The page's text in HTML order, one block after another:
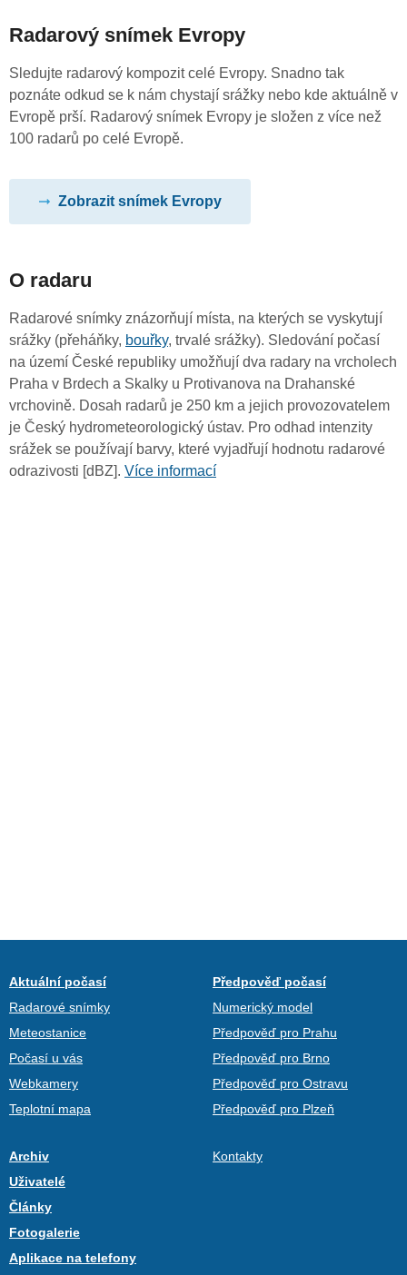
Radarový snímek Evropy
Sledujte radarový kompozit celé Evropy. Snadno tak
poznáte odkud se k nám chystají srážky nebo kde aktuálně v
Evropě prší. Radarový snímek Evropy je složen z více než
100 radarů po celé Evropě.
Zobrazit snímek Evropy
O radaru
Radarové snímky znázorňují místa, na kterých se vyskytují
srážky (přeháňky, bouřky, trvalé srážky). Sledování počasí
na území České republiky umožňují dva radary na vrcholech
Praha v Brdech a Skalky u Protivanova na Drahanské
vrchovině. Dosah radarů je 250 km a jejich provozovatelem
je Český hydrometeorologický ústav. Pro odhad intenzity
srážek se používají barvy, které vyjadřují hodnotu radarové
odrazivosti [dBZ]. Více informací
Aktuální počasí
Radarové snímky
Meteostanice
Počasí u vás
Webkamery
Teplotní mapa
Předpověď počasí
Numerický model
Předpověď pro Prahu
Předpověď pro Brno
Předpověď pro Ostravu
Předpověď pro Plzeň
Archiv
Uživatelé
Články
Fotogalerie
Aplikace na telefony
Kontakty